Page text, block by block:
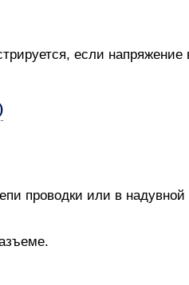
если
проводки или в